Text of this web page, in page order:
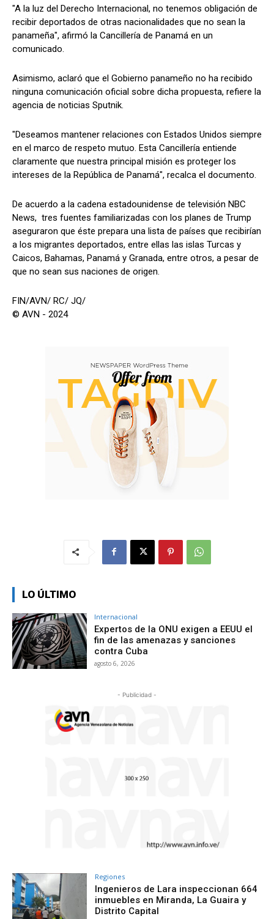
"A la luz del Derecho Internacional, no tenemos obligación de
recibir deportados de otras nacionalidades que no sean la
panameña", afirmó la Cancillería de Panamá en un
comunicado.
Asimismo, aclaró que el Gobierno panameño no ha recibido
ninguna comunicación oficial sobre dicha propuesta, refiere la
agencia de noticias Sputnik.
"Deseamos mantener relaciones con Estados Unidos siempre
en el marco de respeto mutuo. Esta Cancillería entiende
claramente que nuestra principal misión es proteger los
intereses de la República de Panamá", recalca el documento.
De acuerdo a la cadena estadounidense de televisión NBC
News, tres fuentes familiarizadas con los planes de Trump
aseguraron que éste prepara una lista de países que recibirían
a los migrantes deportados, entre ellas las islas Turcas y
Caicos, Bahamas, Panamá y Granada, entre otros, a pesar de
que no sean sus naciones de origen.
FIN/AVN/ RC/ JQ/
© AVN - 2024
LO ÚLTIMO
Internacional
Expertos de la ONU exigen a EEUU el
fin de las amenazas y sanciones
contra Cuba
agosto 6, 2026
- Publicidad -
Regiones
Ingenieros de Lara inspeccionan 664
inmuebles en Miranda, La Guaira y
Distrito Capital